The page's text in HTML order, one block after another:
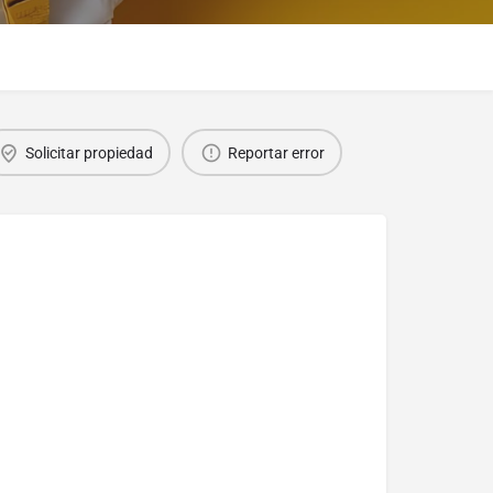
Solicitar propiedad Reportar error